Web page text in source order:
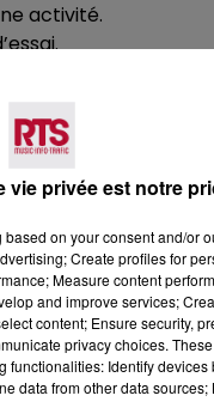
activité.
incluse
les exclusions
QUELS
:
vie privée est notre
on your consent and/or
Create profiles for
Measure content
and improve services;
content; Ensure security,
privacy choices.
Identify
data from other data